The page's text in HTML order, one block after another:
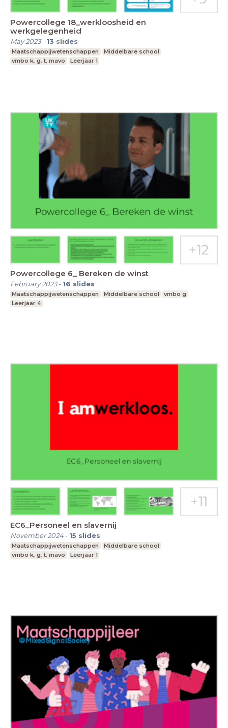
Powercollege 18_werkloosheid en
werkgelegenheid
May 2023- 13 slides
Maatschappijwetenschappen
Middelbare school
vmbo k, g, t, mavo
Leerjaar 1
Powercollege 6_ Bereken de winst
February 2023- 16 slides
Maatschappijwetenschappen Middelbare school
vmbo g
Leerjaar 4
EC6_Personeel en slavernij
November 2024- 15 slides
Maatschappijwetenschappen
Middelbare school
vmbo k, g, t, mavo
Leerjaar 1